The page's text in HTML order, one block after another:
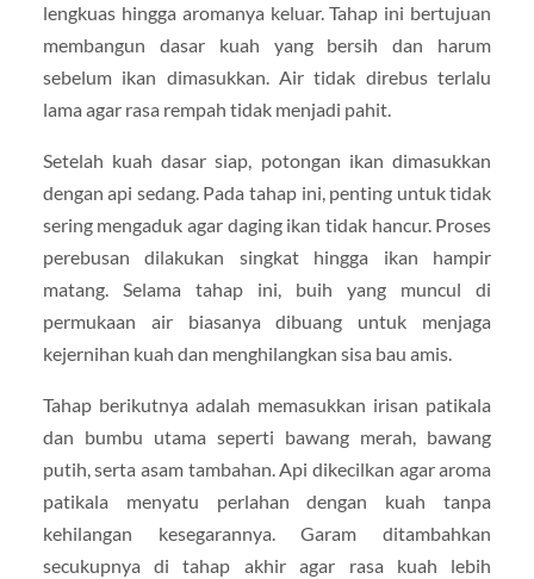
lengkuas hingga aromanya keluar. Tahap ini bertujuan
membangun dasar kuah yang bersih dan harum
sebelum ikan dimasukkan. Air tidak direbus terlalu
lama agar rasa rempah tidak menjadi pahit.
Setelah kuah dasar siap, potongan ikan dimasukkan
dengan api sedang. Pada tahap ini, penting untuk tidak
sering mengaduk agar daging ikan tidak hancur. Proses
perebusan dilakukan singkat hingga ikan hampir
matang. Selama tahap ini, buih yang muncul di
permukaan air biasanya dibuang untuk menjaga
kejernihan kuah dan menghilangkan sisa bau amis.
Tahap berikutnya adalah memasukkan irisan patikala
dan bumbu utama seperti bawang merah, bawang
putih, serta asam tambahan. Api dikecilkan agar aroma
patikala menyatu perlahan dengan kuah tanpa
kehilangan kesegarannya. Garam ditambahkan
secukupnya di tahap akhir agar rasa kuah lebih